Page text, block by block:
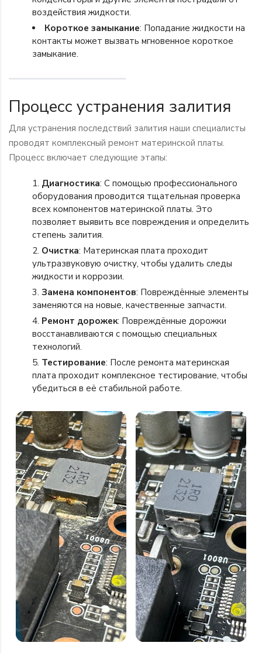
воздействия жидкости.
Короткое замыкание: Попадание жидкости на
контакты может вызвать мгновенное короткое
замыкание.
Процесс устранения залития
Для устранения последствий залития наши специалисты
проводят комплексный ремонт материнской платы.
Процесс включает следующие этапы:
Диагностика: С помощью профессионального
оборудования проводится тщательная проверка
всех компонентов материнской платы. Это
позволяет выявить все повреждения и определить
степень залития.
Очистка: Материнская плата проходит
ультразвуковую очистку, чтобы удалить следы
жидкости и коррозии.
Замена компонентов: Повреждённые элементы
заменяются на новые, качественные запчасти.
Ремонт дорожек: Повреждённые дорожки
восстанавливаются с помощью специальных
технологий.
Тестирование: После ремонта материнская
плата проходит комплексное тестирование, чтобы
убедиться в её стабильной работе.